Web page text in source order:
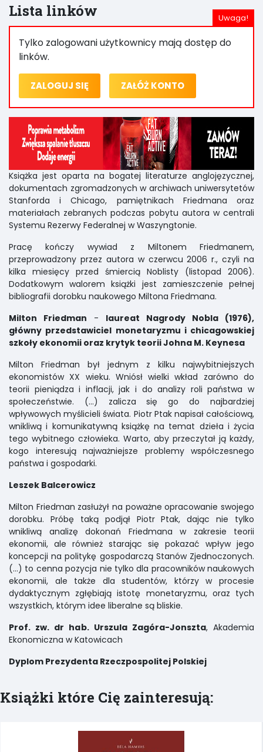
Lista linków
Tylko zalogowani użytkownicy mają dostęp do
linków.
ZALOGUJ SIĘ ZAŁÓŻ KONTO
Książka jest oparta na bogatej literaturze anglojęzycznej,
dokumentach zgromadzonych w archiwach uniwersytetów
Stanforda i Chicago, pamiętnikach Friedmana oraz
materiałach zebranych podczas pobytu autora w centrali
Systemu Rezerwy Federalnej w Waszyngtonie.
Pracę kończy wywiad z Miltonem Friedmanem,
przeprowadzony przez autora w czerwcu 2006 r., czyli na
kilka miesięcy przed śmiercią Noblisty (listopad 2006).
Dodatkowym walorem książki jest zamieszczenie pełnej
bibliografii dorobku naukowego Miltona Friedmana.
Milton Friedman - laureat Nagrody Nobla (1976),
główny przedstawiciel monetaryzmu i chicagowskiej
szkoły ekonomii oraz krytyk teorii Johna M. Keynesa
Milton Friedman był jednym z kilku najwybitniejszych
ekonomistów XX wieku. Wniósł wielki wkład zarówno do
teorii pieniądza i inflacji, jak i do analizy roli państwa w
społeczeństwie. (...) zalicza się go do najbardziej
wpływowych myślicieli świata. Piotr Ptak napisał całościową,
wnikliwą i komunikatywną książkę na temat dzieła i życia
tego wybitnego człowieka. Warto, aby przeczytał ją każdy,
kogo interesują najważniejsze problemy współczesnego
państwa i gospodarki.
Leszek Balcerowicz
Milton Friedman zasłużył na poważne opracowanie swojego
dorobku. Próbę taką podjął Piotr Ptak, dając nie tylko
wnikliwą analizę dokonań Friedmana w zakresie teorii
ekonomii, ale również starając się pokazać wpływ jego
koncepcji na politykę gospodarczą Stanów Zjednoczonych.
(...) to cenna pozycja nie tylko dla pracowników naukowych
ekonomii, ale także dla studentów, którzy w procesie
dydaktycznym zgłębiają istotę monetaryzmu, oraz tych
wszystkich, którym idee liberalne są bliskie.
Prof. zw. dr hab. Urszula Zagóra-Jonszta, Akademia
Ekonomiczna w Katowicach
Dyplom Prezydenta Rzeczpospolitej Polskiej
Książki które Cię zainteresują: